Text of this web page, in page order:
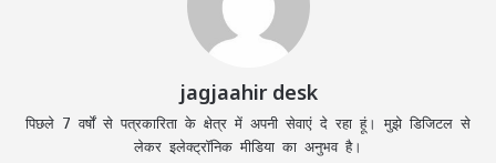
jagjaahir desk
पिछले 7 वर्षों से पत्रकारिता के क्षेत्र में अपनी सेवाएं दे रहा हूं। मुझे डिजिटल से
लेकर इलेक्ट्रॉनिक मीडिया का अनुभव है।